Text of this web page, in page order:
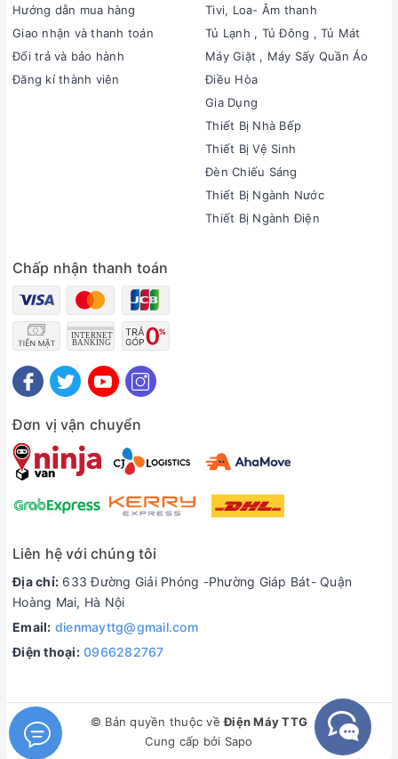
Hướng dẫn mua hàng
Giao nhận và thanh toán
Đổi trả và bảo hành
Đăng kí thành viên
Tivi, Loa- Âm thanh
Tủ Lạnh , Tủ Đông , Tủ Mát
Máy Giặt , Máy Sấy Quần Áo
Điều Hòa
Gia Dụng
Thiết Bị Nhà Bếp
Thiết Bị Vệ Sinh
Đèn Chiếu Sáng
Thiết Bị Ngành Nước
Thiết Bị Ngành Điện
Chấp nhận thanh toán
Đơn vị vận chuyển
Liên hệ với chúng tôi
Địa chỉ: 633 Đường Giải Phóng -Phường Giáp Bát- Quận
Hoàng Mai, Hà Nội
Email: dienmayttg@gmail.com
Điện thoại: 0966282767
© Bản quyền thuộc vềĐiện Máy TTG
Cung cấp bởi Sapo